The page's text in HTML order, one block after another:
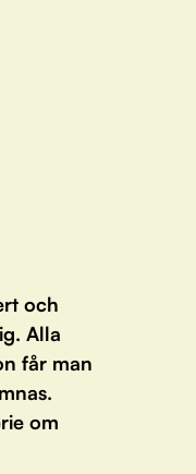
och
Alla
får man
om